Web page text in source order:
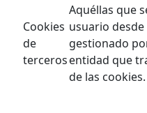
Cookies
de
terceros
Aquéllas que
usuario
gestionado
entidad que
de las cookies.